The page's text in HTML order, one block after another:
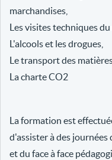
marchandises,
Les visites techniques
L'alcools et les drogues,
Le transport des
La charte CO2
La formation est
d'assister à des journées
et du face à face